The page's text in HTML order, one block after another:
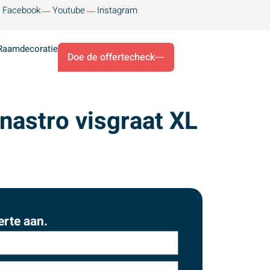
Facebook Youtube Instagram
Doe de offertecheck
visgraat XL
aan.